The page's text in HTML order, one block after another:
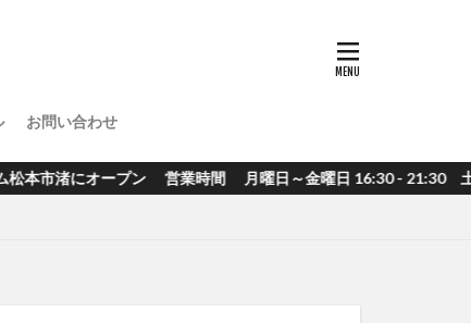
お問い合わせ
オープン 営業時間 月曜日～金曜日 16:30 - 21:30 土曜日 10:00